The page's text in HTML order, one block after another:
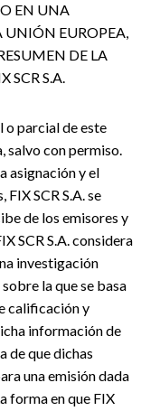
EN UNA
UNIÓN EUROPEA,
DE LA
SCR S.A.
parcial de este
salvo con permiso.
asignación y el
SCR S.A. se
de los emisores y
SCR S.A. considera
investigación
la que se basa
calificación y
información de
de que dichas
una emisión dada
forma en que FIX